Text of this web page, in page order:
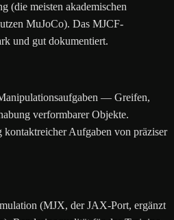
(die meisten akademischen
MuJoCo). Das MJCF-
und gut dokumentiert.
— Greifen,
verformbarer Objekte.
Aufgaben von präziser
(MJX, der JAX-Port, ergänzt